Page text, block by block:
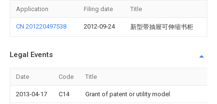
Application Filing date Title
CN 201220497538 2012-09-24 新型带抽屉可伸缩书柜
Legal Events
Date Code Title
2013-04-17 C14 Grant of patent or utility model